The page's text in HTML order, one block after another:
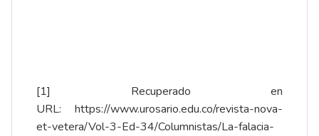
[1] Recuperado en
URL: https://www.urosario.edu.co/revista-nova-
et-vetera/Vol-3-Ed-34/Columnistas/La-falacia-